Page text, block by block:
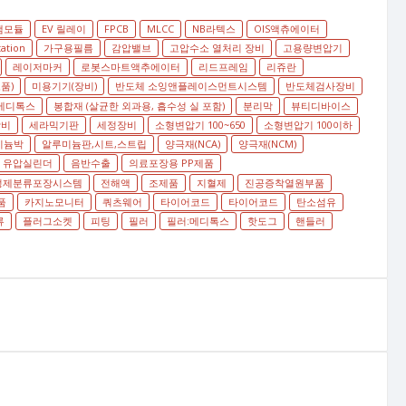
모듈 EV 릴레이 FPCB MLCC NB라텍스
OIS액츄에이터
가구용필름 감압밸브 고압수소 열처리 장비
고용량변압기
레이저마커 로봇스마트액추에이터 리드프레임
리쥬란
) 미용기기(장비) 반도체 소잉앤플레이스먼트시스템
반도체검사장비
디톡스 봉합재 (살균한 외과용, 흡수성 실 포함) 분리막
뷰티디바이스
세라믹기판 세정장비 소형변압기 100~650
소형변압기 100이하
늄박 알루미늄판,시트,스트립 양극재(NCA)
양극재(NCM)
유압실린더 음반수출
의료포장용 PP제품
제분류포장시스템 전해액 조제품 지혈제
진공증착열원부품
카지노모니터 쿼츠웨어 타이어코드 타이어코드
탄소섬유
플러그소켓 피팅 필러 필러:메디톡스 핫도그
핸들러